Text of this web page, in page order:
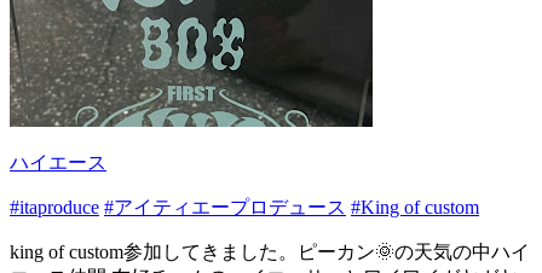
ハイエース
#itaproduce #アイティエープロデュース #King of custom
king of custom参加してきました。ピーカン🌞の天気の中ハイ